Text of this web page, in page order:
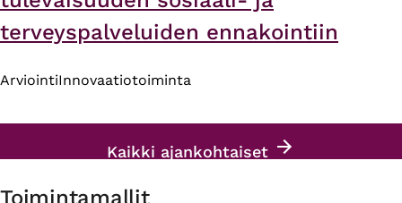
terveyspalveluiden ennakointiin
ArviointiInnovaatiotoiminta
Kaikki ajankohtaiset
Toimintamallit